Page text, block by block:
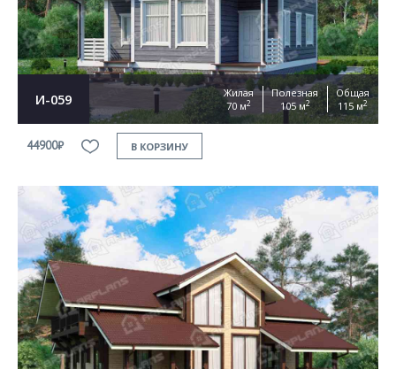
И-059
Жилая
70 м2
Полезная
105 м2
Общая
115 м2
44900₽ В КОРЗИНУ